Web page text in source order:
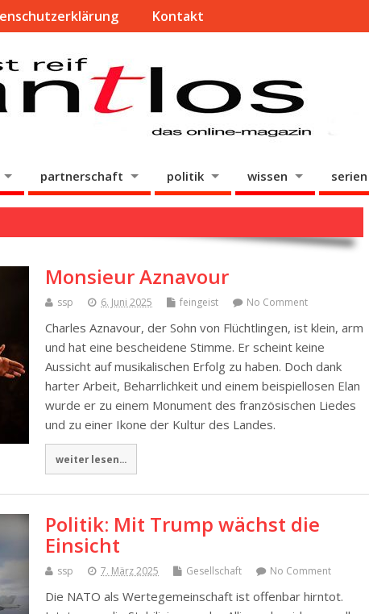
Kontakt
partnerschaft politik wissen serien
Monsieur Aznavour
ssp 6. Juni 2025 feingeist No Comment
Charles Aznavour, der Sohn von Flüchtlingen, ist klein, arm
und hat eine bescheidene Stimme. Er scheint keine
Aussicht auf musikalischen Erfolg zu haben. Doch dank
harter Arbeit, Beharrlichkeit und einem beispiellosen Elan
wurde er zu einem Monument des französischen Liedes
und zu einer Ikone der Kultur des Landes.
weiter lesen...
Politik: Mit Trump wächst die
Einsicht
ssp 7. März 2025 Gesellschaft No Comment
Die NATO als Wertegemeinschaft ist offenbar hirntot.